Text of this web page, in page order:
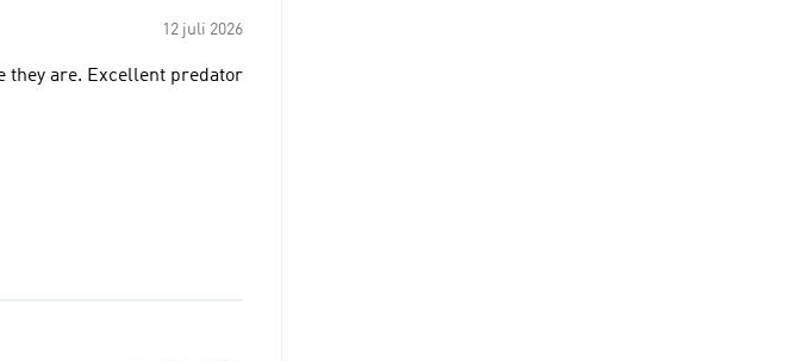
12 juli 2026
they are. Excellent predator